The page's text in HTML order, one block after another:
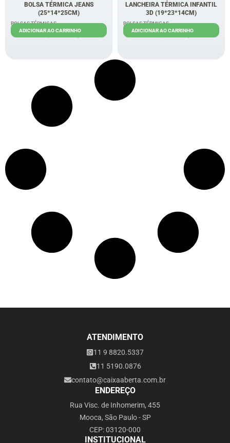
BOLSA TÉRMICA JEANS
(25*14*25CM)
BOLSAS TÉRMICAS
R$18,00 R$10,00
ADICIONAR AO CARRINHO
LANCHEIRA TÉRMICA INFANTIL
3D (19*23*14CM)
BOLSAS TÉRMICAS
R$12,00 R$8,00
ADICIONAR AO CARRINHO
ATENDIMENTO
11 9 8820.5337
11 5190.0876
contato@caixaaberta.com.br
ENDEREÇO
Rua Visc. de Inhomerim, 455
Mooca, São Paulo - SP
CEP: 03120-000
INSTITUCIONAL